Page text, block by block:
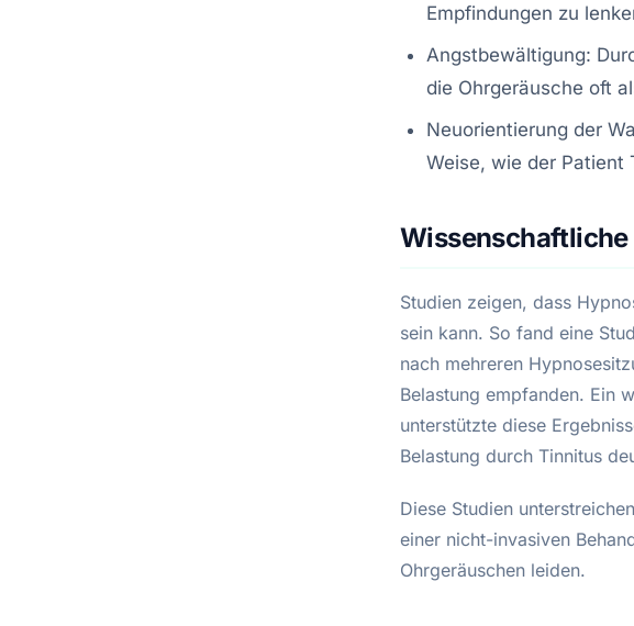
Empfindungen zu
Angstbewältigung:
die Ohrgeräusche oft
Neuorientierung der
Weise, wie der Patient
Wissenschaftliche
Studien zeigen, dass
sein kann. So fand eine
nach mehreren
Belastung empfanden. Ein
unterstützte diese
Belastung durch Tinnitus
Diese Studien
einer nicht-invasiven
Ohrgeräuschen leiden.